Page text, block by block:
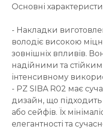
Основні
- Накладки
володіє високою
зовнішніх впливів.
надійними та
інтенсивному
- PZ SIBA R02 має
дизайн, що
або сейфів. Їх
елегантності та